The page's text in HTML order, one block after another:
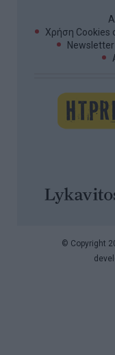
Χρήση Cookies
Newsletter
© Copyright